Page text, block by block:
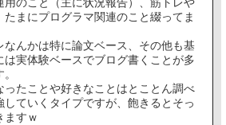
用のこと（主に状況報告）、筋トレや
たまにプログラマ関連のこと綴ってま
なんかは特に論文ベース、その他も基
は実体験ベースでブログ書くことが多
ったことや好きなことはとことん調べ
していくタイプですが、飽きるとそっ
ますｗ